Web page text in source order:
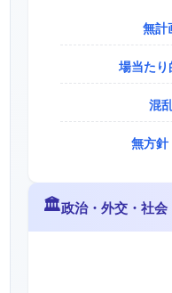
無計
場当たり
混
無方針
🏛️政治・外交・社会